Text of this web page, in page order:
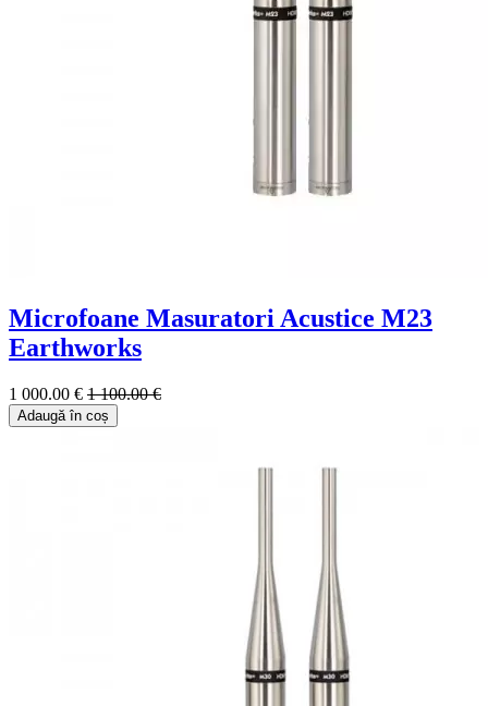
Microfoane Masuratori Acustice M23
Earthworks
1 000.00 € 1 100.00 €
Adaugă în coș